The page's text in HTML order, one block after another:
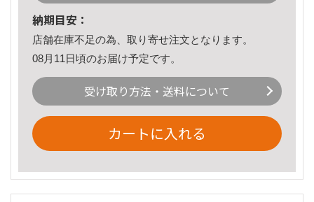
納期目安：
店舗在庫不足の為、取り寄せ注文となります。
08月11日頃のお届け予定です。
受け取り方法・送料について
カートに入れる